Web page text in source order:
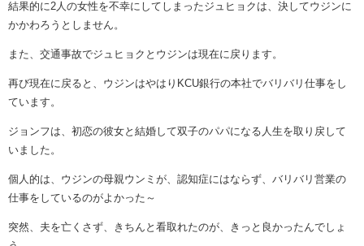
結果的に2人の女性を不幸にしてしまったジュヒョクは、決してウジンに
かかわろうとしません。
また、交通事故でジュヒョクとウジンは現在に戻ります。
再び現在に戻ると、ウジンはやはりKCU銀行の本社でバリバリ仕事をし
ています。
ジョンフは、初恋の彼女と結婚して双子のパパになる人生を取り戻して
いました。
個人的は、ウジンの母親ウンミが、認知症にはならず、バリバリ営業の
仕事をしているのがよかった～
突然、夫を亡くさず、きちんと看取れたのが、きっと良かったんでしょ